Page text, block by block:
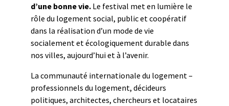
d’une bonne vie. Le festival met en lumière le
rôle du logement social, public et coopératif
dans la réalisation d’un mode de vie
socialement et écologiquement durable dans
nos villes, aujourd’hui et à l’avenir.
La communauté internationale du logement –
professionnels du logement, décideurs
politiques, architectes, chercheurs et locataires